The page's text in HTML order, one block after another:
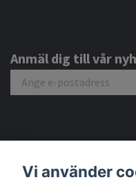
Anmäl dig till vår
Vi använder